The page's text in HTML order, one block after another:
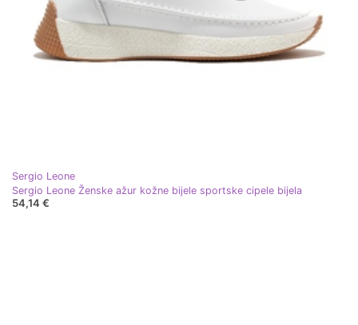
Sergio Leone
Sergio Leone Ženske ažur kožne bijele sportske cipele bijela
54,14 €